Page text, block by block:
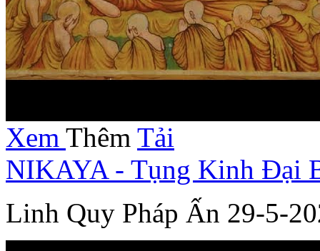
Xem Thêm Tải
NIKAYA - Tụng Kinh Đại
Linh Quy Pháp Ấn 29-5-